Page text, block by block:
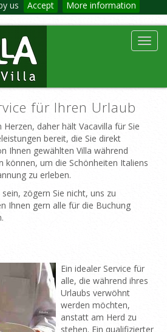
us Accept More information
für Ihren Urlaub
daher hält Vacavilla für Sie
bereit, die Sie direkt
Ihnen gewählten Villa während
können, um die Schönheiten Italiens
zu erleben.
zögern Sie nicht, uns zu
Ihnen gern alle für die Buchung
Ein idealer Service für
alle, die während ihres
Urlaubs verwöhnt
werden möchten,
anstatt am Herd zu
stehen. Ein qualifizierter